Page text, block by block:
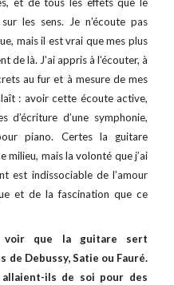
et de tous les effets que le
les sens. Je n’écoute pas
mais il est vrai que mes plus
de là. J’ai appris à l’écouter, à
au fur et à mesure de mes
: avoir cette écoute active,
d’écriture d’une symphonie,
piano. Certes la guitare
milieu, mais la volonté que j’ai
est indissociable de l’amour
et de la fascination que ce
que la guitare sert
Debussy, Satie ou Fauré.
ils de soi pour des